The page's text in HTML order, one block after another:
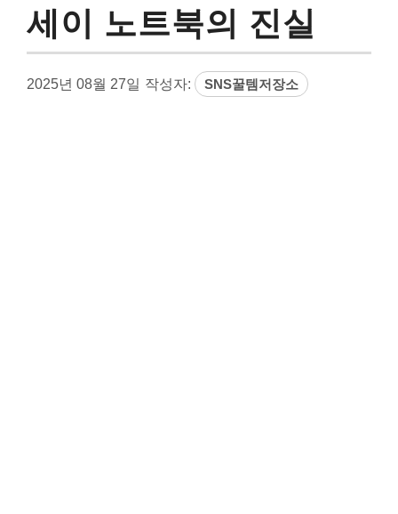
세이 노트북의 진실
2025년 08월 27일 작성자: SNS꿀템저장소